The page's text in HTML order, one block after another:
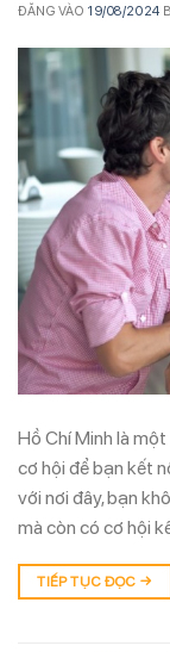
ĐĂNG VÀO 19/08/2024
Hồ Chí Minh là
cơ hội để bạn kết
với nơi đây, bạn
mà còn có cơ hội
TIẾP TỤC ĐỌC →